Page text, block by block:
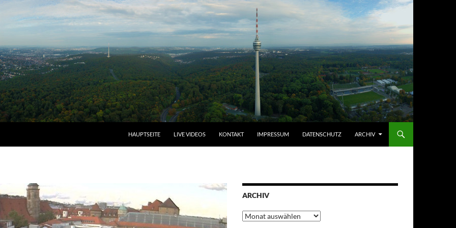
HAUPTSEITE LIVE VIDEOS KONTAKT IMPRESSUM DATENSCHUTZ ARCHIV
ARCHIV
Archiv